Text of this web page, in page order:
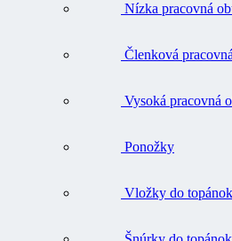
Nízka pracovná
Členková
Vysoká pracovná
Ponožky
Vložky do topánok